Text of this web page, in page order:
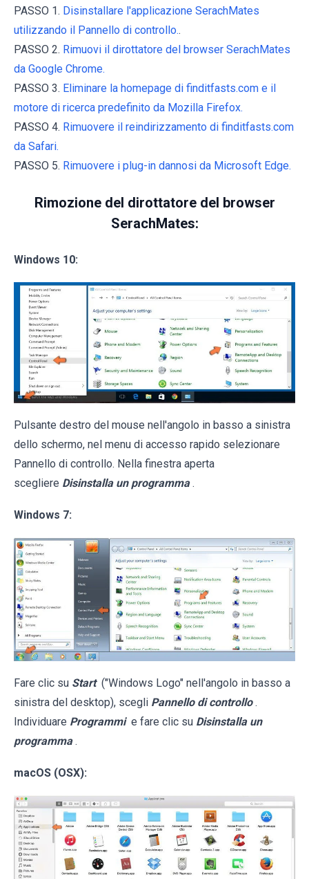
PASSO 1. Disinstallare l'applicazione SerachMates
utilizzando il Pannello di controllo..
PASSO 2. Rimuovi il dirottatore del browser SerachMates
da Google Chrome.
PASSO 3. Eliminare la homepage di finditfasts.com e il
motore di ricerca predefinito da Mozilla Firefox.
PASSO 4. Rimuovere il reindirizzamento di finditfasts.com
da Safari.
PASSO 5. Rimuovere i plug-in dannosi da Microsoft Edge.
Rimozione del dirottatore del browser
SerachMates:
Windows 10:
Pulsante destro del mouse nell'angolo in basso a sinistra
dello schermo, nel menu di accesso rapido selezionare
Pannello di controllo. Nella finestra aperta
scegliere Disinstalla un programma .
Windows 7:
Fare clic su Start ("Windows Logo" nell'angolo in basso a
sinistra del desktop), scegli Pannello di controllo .
Individuare Programmi e fare clic su Disinstalla un
programma .
macOS (OSX):